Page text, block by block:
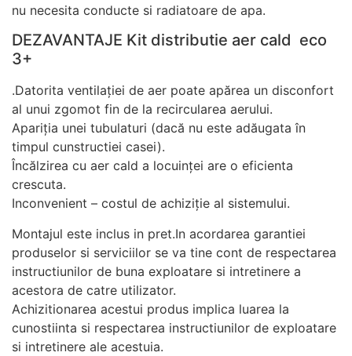
nu necesita conducte si radiatoare de apa.
DEZAVANTAJE Kit distributie aer cald eco
3+
.Datorita ventilației de aer poate apărea un disconfort
al unui zgomot fin de la recircularea aerului.
Apariția unei tubulaturi (dacă nu este adăugata în
timpul cunstructiei casei).
Încălzirea cu aer cald a locuinței are o eficienta
crescuta.
Inconvenient – costul de achiziție al sistemului.
Montajul este inclus in pret.In acordarea garantiei
produselor si serviciilor se va tine cont de respectarea
instructiunilor de buna exploatare si intretinere a
acestora de catre utilizator.
Achizitionarea acestui produs implica luarea la
cunostiinta si respectarea instructiunilor de exploatare
si intretinere ale acestuia.